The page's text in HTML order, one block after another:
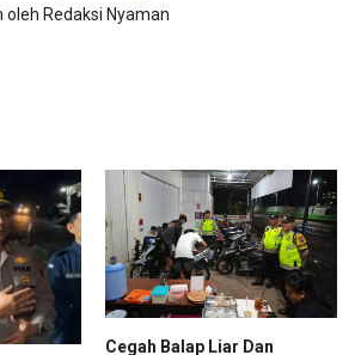
oleh Redaksi Nyaman
Cegah Balap Liar Dan